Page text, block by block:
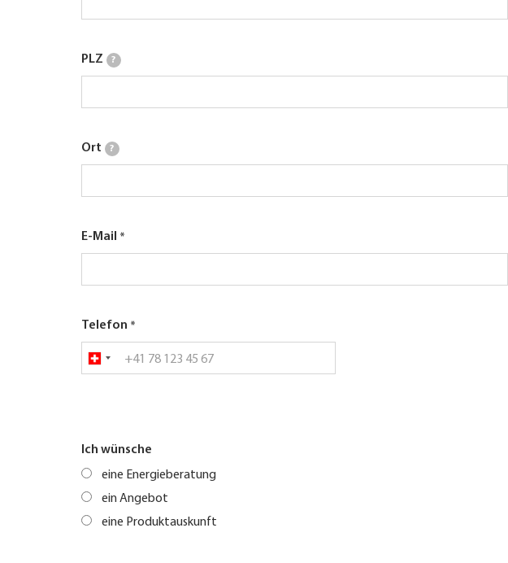
PLZ ?
Ort ?
E-Mail
Telefon
Ich wünsche
eine Energieberatung
ein Angebot
eine Produktauskunft